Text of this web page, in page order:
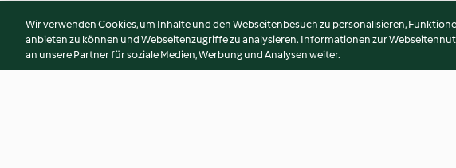
Wir verwenden Cookies, um Inhalte und den Webseitenbesuch zu personalisieren,
anbieten zu können und Webseitenzugriffe zu analysieren. Informationen zur
an unsere Partner für soziale Medien, Werbung und Analysen weiter.